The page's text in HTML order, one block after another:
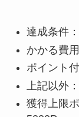
達成条件
かかる費
ポイント
上記以外
獲得上限